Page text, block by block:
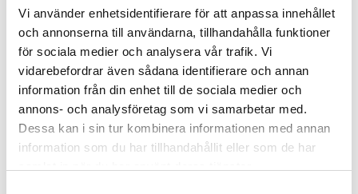
Vi använder enhetsidentifierare för att anpassa innehållet
och annonserna till användarna, tillhandahålla funktioner
för sociala medier och analysera vår trafik. Vi
vidarebefordrar även sådana identifierare och annan
information från din enhet till de sociala medier och
annons- och analysföretag som vi samarbetar med.
Dessa kan i sin tur kombinera informationen med annan
information som du har tillhandahållit eller som de har